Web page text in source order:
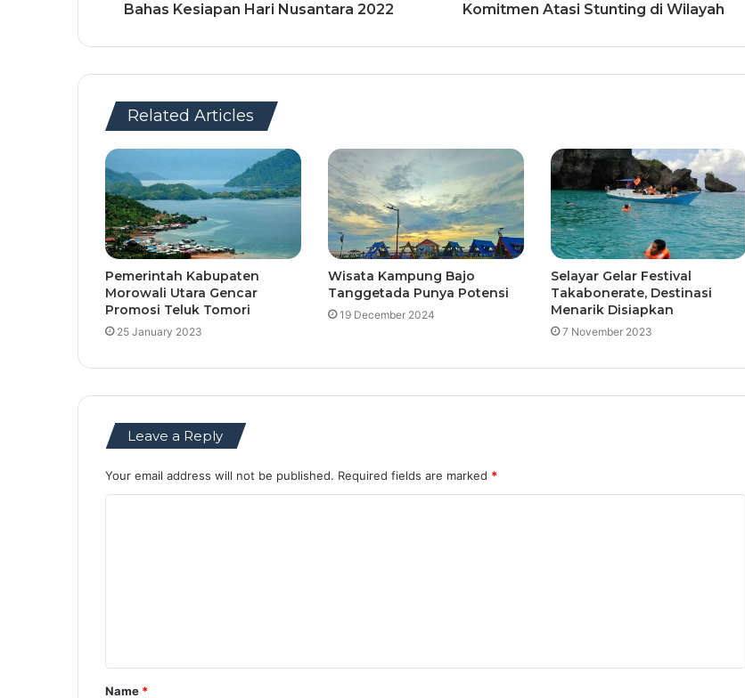
Bahas Kesiapan Hari Nusantara 2022
Komitmen Atasi Stunting di Wilayah
Related Articles
Pemerintah Kabupaten
Morowali Utara Gencar
Promosi Teluk Tomori
25 January 2023
Wisata Kampung Bajo
Tanggetada Punya Potensi
19 December 2024
Selayar Gelar Festival
Takabonerate, Destinasi
Menarik Disiapkan
7 November 2023
Leave a Reply
Your email address will not be published. Required fields are marked *
t
*
Name *